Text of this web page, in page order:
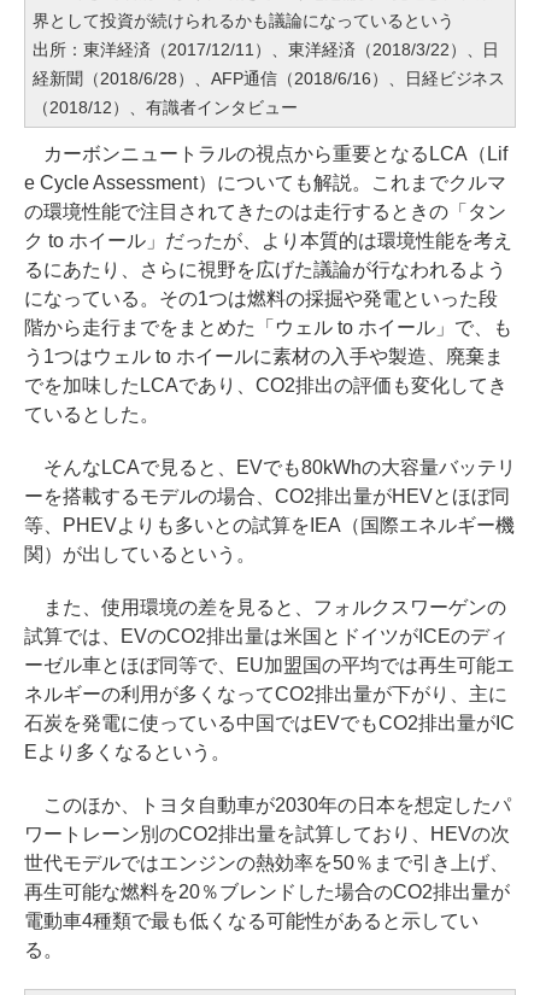
界として投資が続けられるかも議論になっているという
出所：東洋経済（2017/12/11）、東洋経済（2018/3/22）、日
経新聞（2018/6/28）、AFP通信（2018/6/16）、日経ビジネス
（2018/12）、有識者インタビュー
カーボンニュートラルの視点から重要となるLCA（Lif
e Cycle Assessment）についても解説。これまでクルマ
の環境性能で注目されてきたのは走行するときの「タン
ク to ホイール」だったが、より本質的は環境性能を考え
るにあたり、さらに視野を広げた議論が行なわれるよう
になっている。その1つは燃料の採掘や発電といった段
階から走行までをまとめた「ウェル to ホイール」で、も
う1つはウェル to ホイールに素材の入手や製造、廃棄ま
でを加味したLCAであり、CO2排出の評価も変化してき
ているとした。
そんなLCAで見ると、EVでも80kWhの大容量バッテリ
ーを搭載するモデルの場合、CO2排出量がHEVとほぼ同
等、PHEVよりも多いとの試算をIEA（国際エネルギー機
関）が出しているという。
また、使用環境の差を見ると、フォルクスワーゲンの
試算では、EVのCO2排出量は米国とドイツがICEのディ
ーゼル車とほぼ同等で、EU加盟国の平均では再生可能エ
ネルギーの利用が多くなってCO2排出量が下がり、主に
石炭を発電に使っている中国ではEVでもCO2排出量がIC
Eより多くなるという。
このほか、トヨタ自動車が2030年の日本を想定したパ
ワートレーン別のCO2排出量を試算しており、HEVの次
世代モデルではエンジンの熱効率を50％まで引き上げ、
再生可能な燃料を20％ブレンドした場合のCO2排出量が
電動車4種類で最も低くなる可能性があると示してい
る。